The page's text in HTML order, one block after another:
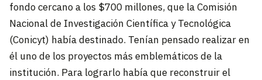
fondo cercano a los $700 millones, que la Comisión
Nacional de Investigación Científica y Tecnológica
(Conicyt) había destinado. Tenían pensado realizar en
él uno de los proyectos más emblemáticos de la
institución. Para lograrlo había que reconstruir el